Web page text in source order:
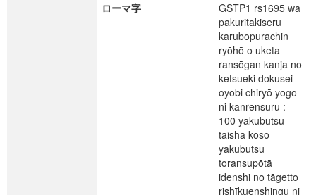
ローマ字
GSTP1 rs1695 wa
pakuritakiseru
karubopurachin
ryōhō o uketa
ransōgan kanja no
ketsueki dokusei
oyobi chiryō yogo
ni kanrensuru :
100 yakubutsu
taisha kōso
yakubutsu
toransupōtā
idenshi no tāgetto
rishīkuenshingu ni